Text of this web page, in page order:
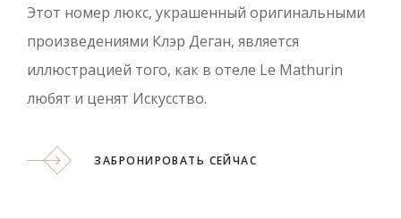
Этот номер люкс, украшенный оригинальными
произведениями Клэр Деган, является
иллюстрацией того, как в отеле Le Mathurin
любят и ценят Искусство.
ЗАБРОНИРОВАТЬ СЕЙЧАС